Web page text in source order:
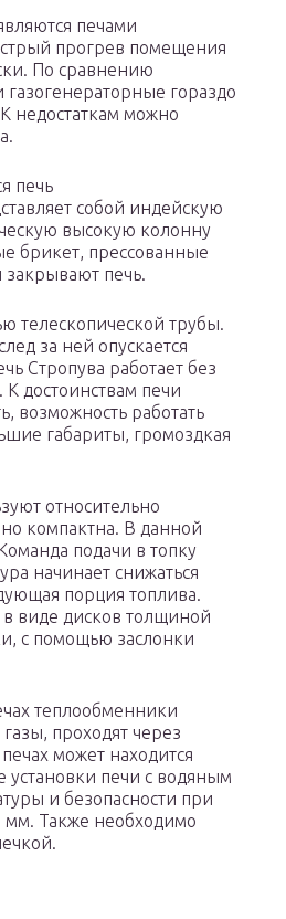
печами
прогрев помещения
По сравнению
гораздо
недостаткам можно
печь
собой индейскую
высокую колонну
брикет, прессованные
закрывают печь.
телескопической трубы.
за ней опускается
Стропува работает без
К достоинствам печи
возможность работать
габариты, громоздкая
относительно
компактна. В данной
подачи в топку
начинает снижаться
порция топлива.
в виде дисков толщиной
с помощью заслонки
теплообменники
проходят через
может находится
печи с водяным
и безопасности при
мм. Также необходимо